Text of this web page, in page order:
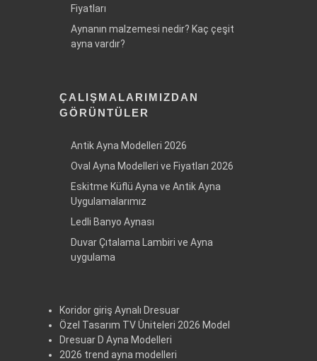
Fiyatları
Aynanın malzemesi nedir? Kaç çeşit
ayna vardır?
ÇALIŞMALARIMIZDAN
GÖRÜNTÜLER
Antik Ayna Modelleri 2026
Oval Ayna Modelleri ve Fiyatları 2026
Eskitme Küflü Ayna ve Antik Ayna
Uygulamalarımız
Ledli Banyo Aynası
Duvar Çıtalama Lambiri ve Ayna
uygulama
Koridor giriş Aynalı Dresuar
Özel Tasarım TV Üniteleri 2026 Model
Dresuar D Ayna Modelleri
2026 trend ayna modelleri